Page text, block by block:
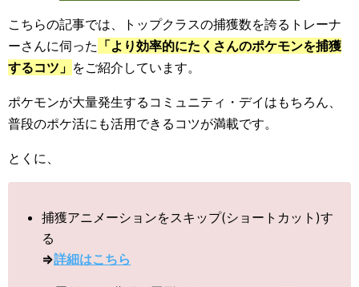
こちらの記事では、トップクラスの捕獲数を誇るトレーナ
ーさんに伺った 「より効率的にたくさんのポケモンを捕獲
するコツ」 をご紹介しています。
ポケモンが大量発生するコミュニティ・デイはもちろん、
普段のポケ活にも活用できるコツが満載です。
とくに、
捕獲アニメーションをスキップ(ショートカット)す
る
⇒詳細はこちら